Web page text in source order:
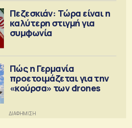
Πεζεσκιάν: Τώρα είναι η
καλύτερη στιγμή για
συμφωνία
Πώς η Γερμανία
προετοιμάζεται για την
«κούρσα» των drones